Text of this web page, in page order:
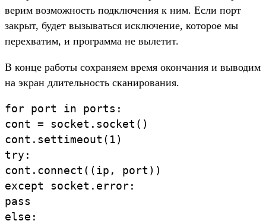
верим воз­можность под­клю­чения к ним. Если порт
зак­рыт, будет вызывать­ся исклю­чение, которое мы
перех­ватим, и прог­рамма не вылетит.
В кон­це работы сох­раня­ем вре­мя окон­чания и выводим
на экран дли­тель­ность ска­ниро­вания.
for port in ports :
cont
= socket . socket ( )
cont . settimeout ( 1)
try :
cont . connect ( (ip , port ) )
except
socket . error:
pass
else :